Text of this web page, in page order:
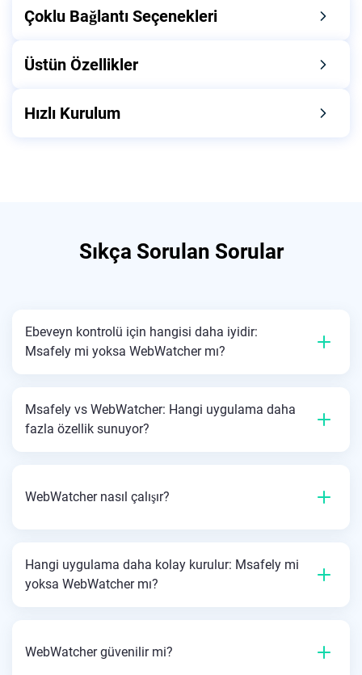
Çoklu Bağlantı Seçenekleri
Üstün Özellikler
Hızlı Kurulum
Sıkça Sorulan Sorular
Ebeveyn kontrolü için hangisi daha iyidir:
Msafely mi yoksa WebWatcher mı?
Msafely vs WebWatcher: Hangi uygulama daha
fazla özellik sunuyor?
WebWatcher nasıl çalışır?
Hangi uygulama daha kolay kurulur: Msafely mi
yoksa WebWatcher mı?
WebWatcher güvenilir mi?